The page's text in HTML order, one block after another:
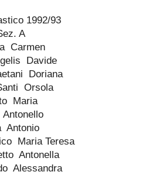
1992/93
A
Carmen
Davide
Doriana
Orsola
Maria
Maria Teresa
Antonella
Alessandra